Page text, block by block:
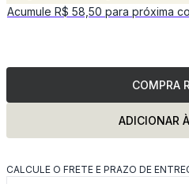
Acumule R$ 58,50 para próxima
COMPRA
ADICIONAR
CALCULE O FRETE E PRAZO DE